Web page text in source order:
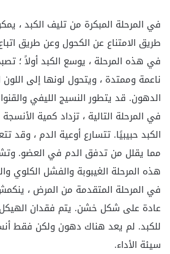
في المرحلة المبكرة من تليف الكبد ،
طريق الامتناع عن الكحول وعن طريق
في هذه المرحلة ، يوسع الكبد أولاً ؛
ناعمة وممتدة ، ويتحول لونها إلى
الدهون. قد يتطور النسيج الليفي
في المرحلة التالية ، تزداد كمية
الكبد حبيبيًا. تتسارع أوعية الدم ، وقد
مما يقلل من تدفق الدم في العضو.
هذه المرحلة الغيبوبة والفشل الكلوي
في المرحلة المتقدمة من المرض ،
عادة على شكل خشن. يتم فقدان
للكبد. لم يعد هناك دهون ولكن فقط
سيئة الأداء.